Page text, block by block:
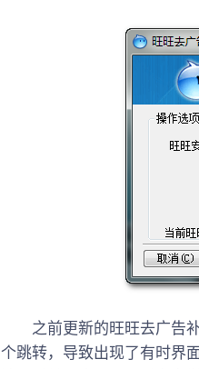
之前更新的旺旺去广告补
个跳转，导致出现了有时界